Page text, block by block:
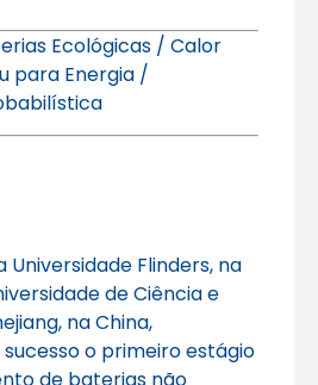
Ecológicas / Calor
para Energia /
Universidade Flinders, na
de Ciência e
na China,
o primeiro estágio